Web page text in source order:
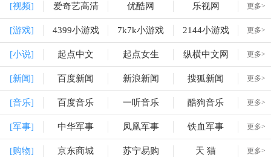
[视频] 爱奇艺高清 优酷网 乐视网 更多>
[游戏] 4399小游戏 7k7k小游戏 2144小游戏 更多>
[小说] 起点中文 起点女生 纵横中文网 更多>
[新闻] 百度新闻 新浪新闻 搜狐新闻 更多>
[音乐] 百度音乐 一听音乐 酷狗音乐 更多>
[军事] 中华军事 凤凰军事 铁血军事 更多>
[购物] 京东商城 苏宁易购 天 猫 更多>